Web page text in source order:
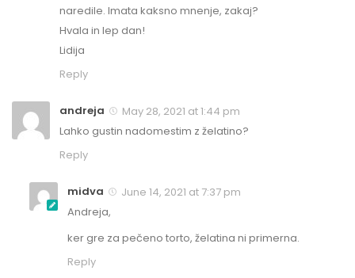
naredile. Imata kaksno mnenje, zakaj?
Hvala in lep dan!
Lidija
Reply
andreja
May 28, 2021 at 1:44 pm
Lahko gustin nadomestim z želatino?
Reply
midva
June 14, 2021 at 7:37 pm
Andreja,
ker gre za pečeno torto, želatina ni primerna.
Reply